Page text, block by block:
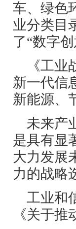
车、绿色
业分类目
了“数字
《工
新一代信
新能源、
未来产
是具有显
大力发展
力的战略
工业和
《关于